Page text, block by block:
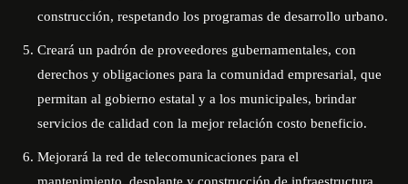
construcción, respetando los programas de desarrollo urbano.
Creará un padrón de proveedores gubernamentales, con
derechos y obligaciones para la comunidad empresarial, que
permitan al gobierno estatal y a los municipales, brindar
servicios de calidad con la mejor relación costo beneficio.
Mejorará la red de telecomunicaciones para el
mantenimiento, desplante y construcción de infraestructura